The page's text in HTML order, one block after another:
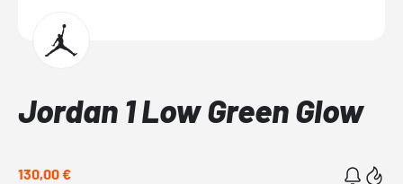
Jordan 1 Low Green Glow
130,00 €